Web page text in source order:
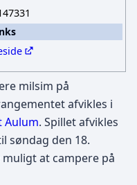
milsim på
afvikles i
Aulum. Spillet afvikles
søndag den 18.
at campere på